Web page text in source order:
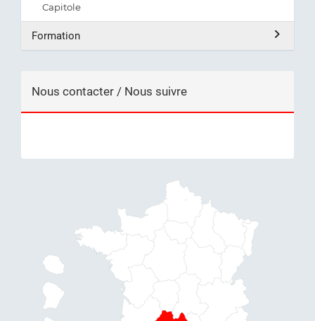
Capitole
Formation
Nous contacter / Nous suivre